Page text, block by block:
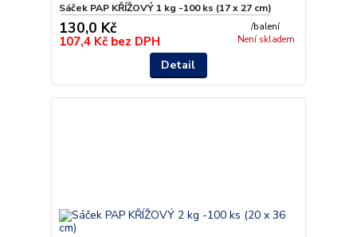
Sáček PAP KŘÍŽOVÝ 1 kg -100 ks (17 x 27 cm)
130,0 Kč /balení
107,4 Kč bez DPH Není skladem
Detail